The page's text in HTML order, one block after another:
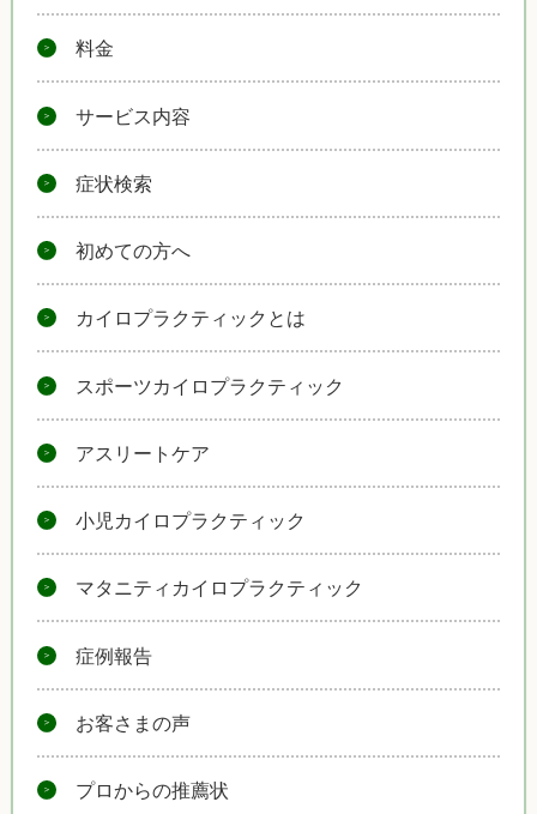
料金
サービス内容
症状検索
初めての方へ
カイロプラクティックとは
スポーツカイロプラクティック
アスリートケア
小児カイロプラクティック
マタニティカイロプラクティック
症例報告
お客さまの声
プロからの推薦状